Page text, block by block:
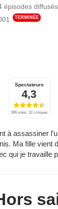
épisodes
TERMINÉE
Spectateurs
4,3
396 notes, 32 critiques
à assassiner
Ma fille vient
qui je travaille